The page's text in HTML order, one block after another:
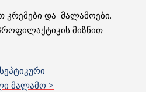
კრემები და მალამოები.
მიზნით
მალამო >